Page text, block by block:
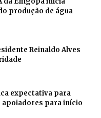
produção de água
Reinaldo Alves
expectativa para
apoiadores para início